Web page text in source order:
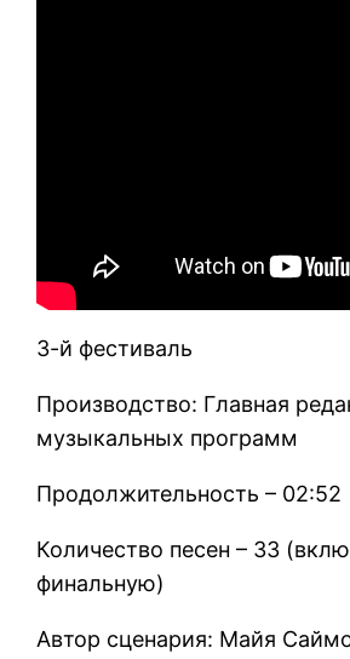
3-й фестиваль
Производство: Главная
музыкальных программ
Продолжительность – 02:52
Количество песен – 33
финальную)
Автор сценария: Майя